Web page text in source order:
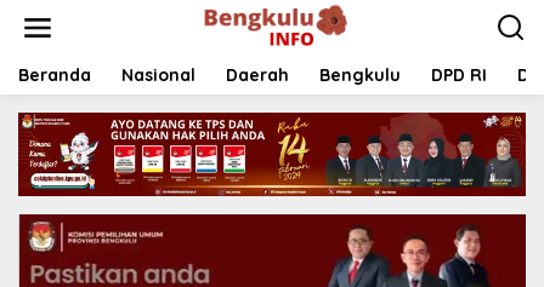
Beranda Nasional Daerah Bengkulu DPD RI